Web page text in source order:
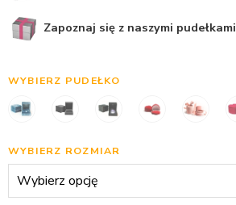
Zapoznaj się z naszymi pudełkami
WYBIERZ PUDEŁKO
WYBIERZ ROZMIAR